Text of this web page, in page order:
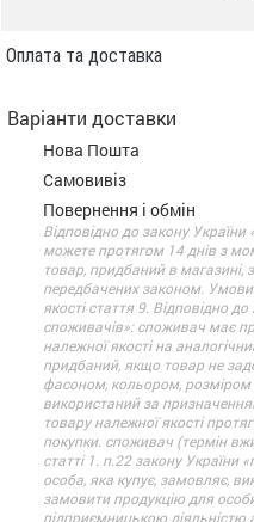
Оплата та доставка
Варіанти доставки
Нова Пошта
Самовивіз
Повернення і обмін
Відповідно до закону
можете протягом 14 днів з
товар, придбаний в
передбачених законом.
якості стаття 9. Відповідно
споживачів»: споживач має
належної якості на
придбаний, якщо товар не
фасоном, кольором,
використаний за
товару належної якості
покупки. споживач (термін
статті 1. п.22 закону України
особа, яка купує, замовляє,
замовити продукцію для
підприємницькою діяльністю